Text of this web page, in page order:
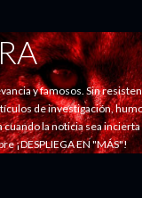
y famosos. Sin
de investigación,
la noticia sea
¡DESPLIEGA EN "MÁS"!